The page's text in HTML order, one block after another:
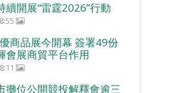
續開展“雷霆2026”行動
商品展今開幕 簽署49份
會展商貿平台作用
攤位公開競投解釋會逾三